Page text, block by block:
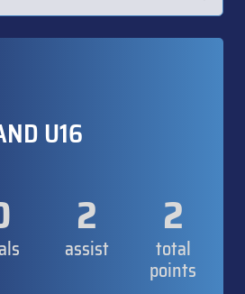
U16
2
assist
2
total
points